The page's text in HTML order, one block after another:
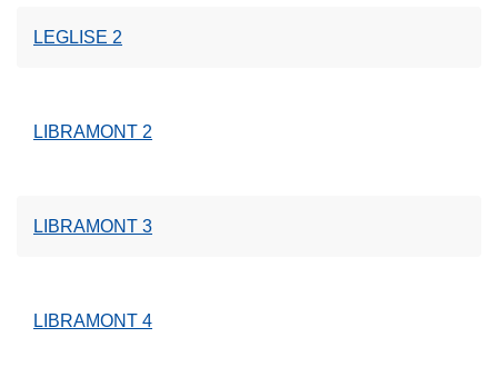
LEGLISE 2
LIBRAMONT 2
LIBRAMONT 3
LIBRAMONT 4